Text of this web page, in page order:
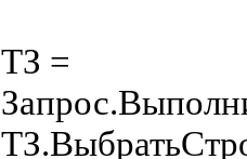
ТЗ =